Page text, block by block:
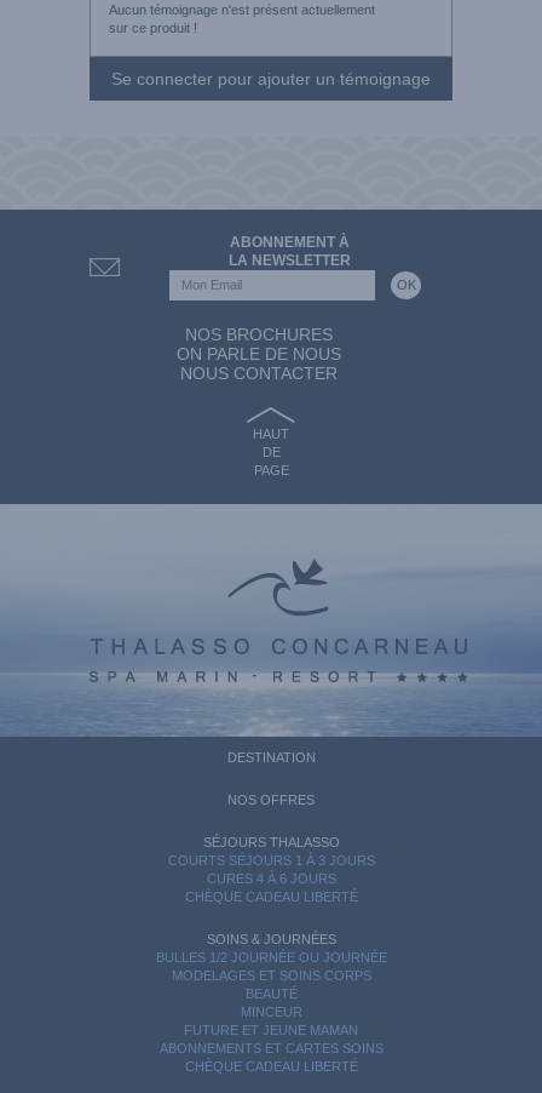
Aucun témoignage n'est présent actuellement
sur ce produit !
Se connecter pour ajouter un témoignage
ABONNEMENT À
LA NEWSLETTER
NOS BROCHURES
ON PARLE DE NOUS
NOUS CONTACTER
HAUT
DE
PAGE
DESTINATION
NOS OFFRES
SÉJOURS THALASSO
COURTS SÉJOURS 1 À 3 JOURS
CURES 4 À 6 JOURS
CHÈQUE CADEAU LIBERTÉ
SOINS & JOURNÉES
BULLES 1/2 JOURNÉE OU JOURNÉE
MODELAGES ET SOINS CORPS
BEAUTÉ
MINCEUR
FUTURE ET JEUNE MAMAN
ABONNEMENTS ET CARTES SOINS
CHÈQUE CADEAU LIBERTÉ